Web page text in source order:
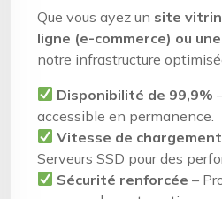
Que vous ayez un site
ligne (e-commerce) ou
notre infrastructure
Disponibilité de 99,9%
accessible en permanence.
Vitesse de
Serveurs SSD pour des
Sécurité renforcée –